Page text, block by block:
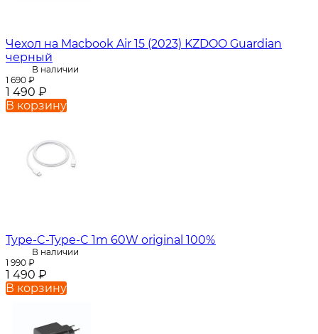
Чехол на Macbook Air 15 (2023) KZDOO Guardian
черный
В наличии
1 690 ₽
1 490 ₽
В корзину
Type-C-Type-C 1m 60W original 100%
В наличии
1 990 ₽
1 490 ₽
В корзину